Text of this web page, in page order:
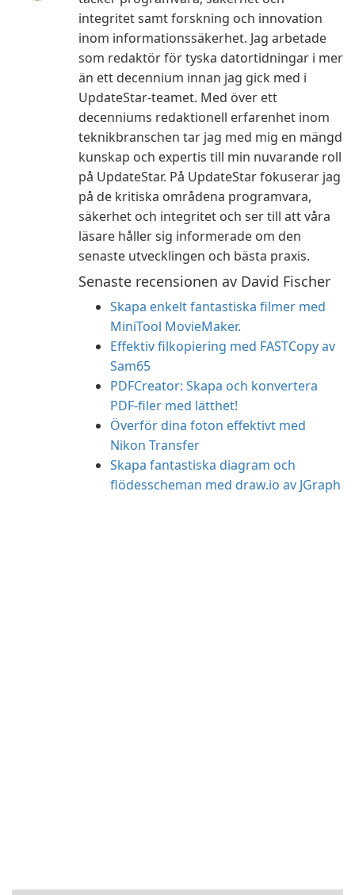
integritet samt forskning och innovation
inom informationssäkerhet. Jag arbetade
som redaktör för tyska datortidningar i mer
än ett decennium innan jag gick med i
UpdateStar-teamet. Med över ett
decenniums redaktionell erfarenhet inom
teknikbranschen tar jag med mig en mängd
kunskap och expertis till min nuvarande roll
på UpdateStar. På UpdateStar fokuserar jag
på de kritiska områdena programvara,
säkerhet och integritet och ser till att våra
läsare håller sig informerade om den
senaste utvecklingen och bästa praxis.
Senaste recensionen av David Fischer
Skapa enkelt fantastiska filmer med
MiniTool MovieMaker.
Effektiv filkopiering med FASTCopy av
Sam65
PDFCreator: Skapa och konvertera
PDF-filer med lätthet!
Överför dina foton effektivt med
Nikon Transfer
Skapa fantastiska diagram och
flödesscheman med draw.io av JGraph